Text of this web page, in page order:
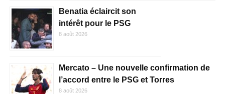
Benatia éclaircit son
intérêt pour le PSG
8 août 2026
Mercato – Une nouvelle confirmation de
l’accord entre le PSG et Torres
8 août 2026